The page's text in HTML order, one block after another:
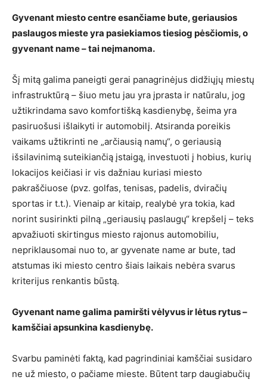
Gyvenant miesto centre esančiame bute, geriausios
paslaugos mieste yra pasiekiamos tiesiog pėsčiomis, o
gyvenant name – tai neįmanoma.
Šį mitą galima paneigti gerai panagrinėjus didžiųjų miestų
infrastruktūrą – šiuo metu jau yra įprasta ir natūralu, jog
užtikrindama savo komfortišką kasdienybę, šeima yra
pasiruošusi išlaikyti ir automobilį. Atsiranda poreikis
vaikams užtikrinti ne „arčiausią namų“, o geriausią
išsilavinimą suteikiančią įstaigą, investuoti į hobius, kurių
lokacijos keičiasi ir vis dažniau kuriasi miesto
pakraščiuose (pvz. golfas, tenisas, padelis, dviračių
sportas ir t.t.). Vienaip ar kitaip, realybė yra tokia, kad
norint susirinkti pilną „geriausių paslaugų“ krepšelį – teks
apvažiuoti skirtingus miesto rajonus automobiliu,
nepriklausomai nuo to, ar gyvenate name ar bute, tad
atstumas iki miesto centro šiais laikais nebėra svarus
kriterijus renkantis būstą.
Gyvenant name galima pamiršti vėlyvus ir lėtus rytus –
kamščiai apsunkina kasdienybę.
Svarbu paminėti faktą, kad pagrindiniai kamščiai susidaro
ne už miesto, o pačiame mieste. Būtent tarp daugiabučių